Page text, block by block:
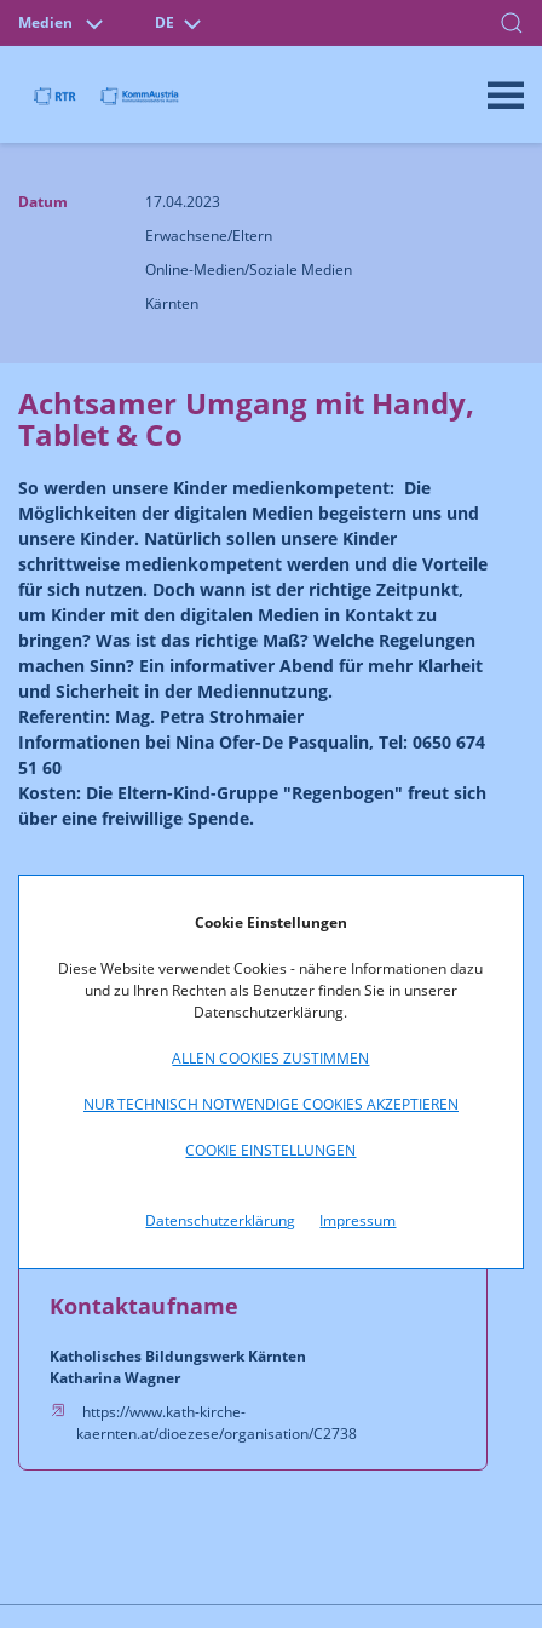
Cookie Einstellungen
Diese Website verwendet Cookies - nähere Informationen dazu
und zu Ihren Rechten als Benutzer finden Sie in unserer
Datenschutzerklärung.
ALLEN COOKIES ZUSTIMMEN
NUR TECHNISCH NOTWENDIGE COOKIES AKZEPTIEREN
COOKIE EINSTELLUNGEN
Datenschutzerklärung Impressum
Medien DE
Datum
17.04.2023
Erwachsene/Eltern
Online-Medien/Soziale Medien
Kärnten
Achtsamer Umgang mit Handy,
Tablet & Co
So werden unsere Kinder medienkompetent: Die
Möglichkeiten der digitalen Medien begeistern uns und
unsere Kinder. Natürlich sollen unsere Kinder
schrittweise medienkompetent werden und die Vorteile
für sich nutzen. Doch wann ist der richtige Zeitpunkt,
um Kinder mit den digitalen Medien in Kontakt zu
bringen? Was ist das richtige Maß? Welche Regelungen
machen Sinn? Ein informativer Abend für mehr Klarheit
und Sicherheit in der Mediennutzung.
Referentin: Mag. Petra Strohmaier
Informationen bei Nina Ofer-De Pasqualin, Tel: 0650 674
51 60
Kosten: Die Eltern-Kind-Gruppe "Regenbogen" freut sich
über eine freiwillige Spende.
Kontaktaufname
Katholisches Bildungswerk Kärnten
Katharina Wagner
https://www.kath-kirche-
kaernten.at/dioezese/organisation/C2738